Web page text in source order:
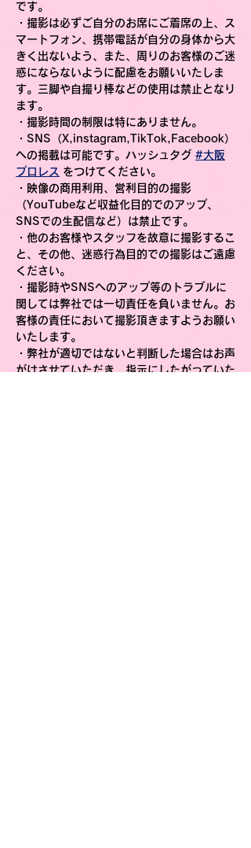
です。
・撮影は必ずご自分のお席にご着席の上、ス
マートフォン、携帯電話が自分の身体から大
きく出ないよう、また、周りのお客様のご迷
惑にならないように配慮をお願いいたしま
す。三脚や自撮り棒などの使用は禁止となり
ます。
・撮影時間の制限は特にありません。
・SNS（X,instagram,TikTok,Facebook）
への掲載は可能です。ハッシュタグ #大阪
プロレス をつけてください。
・映像の商用利用、営利目的の撮影
（YouTubeなど収益化目的でのアップ、
SNSでの生配信など）は禁止です。
・他のお客様やスタッフを故意に撮影するこ
と、その他、迷惑行為目的での撮影はご遠慮
ください。
・撮影時やSNSへのアップ等のトラブルに
関しては弊社では一切責任を負いません。お
客様の責任において撮影頂きますようお願い
いたします。
・弊社が適切ではないと判断した場合はお声
がけさせていただき、指示にしたがっていた